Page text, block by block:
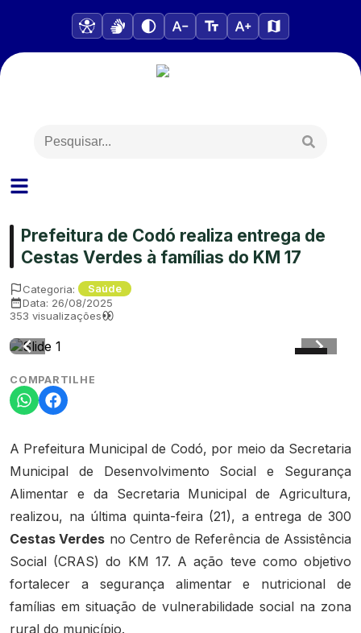
Prefeitura de Codó realiza entrega de
Cestas Verdes à famílias do KM 17
Categoria: Saúde
Data: 26/08/2025
353 visualizações
COMPARTILHE
A Prefeitura Municipal de Codó, por meio da Secretaria
Municipal de Desenvolvimento Social e Segurança
Alimentar e da Secretaria Municipal de Agricultura,
realizou, na última quinta-feira (21), a entrega de 300
Cestas Verdes no Centro de Referência de Assistência
Social (CRAS) do KM 17. A ação teve como objetivo
fortalecer a segurança alimentar e nutricional de
famílias em situação de vulnerabilidade social na zona
rural do município.